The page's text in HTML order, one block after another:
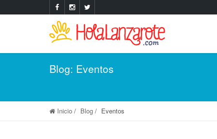
Blog: Eventos
Inicio Blog Eventos